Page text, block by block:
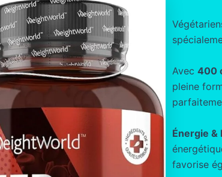
Avec400
pleine
Énergie
favorise